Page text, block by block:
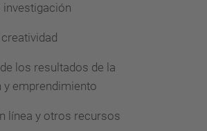
investigación
los resultados de la
y emprendimiento
línea y otros recursos